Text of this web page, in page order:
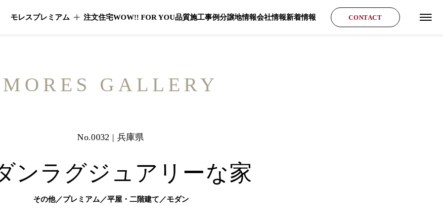
モレスプレミアム モレスプレミアムのメニューを開く
注文住宅WOW!! FOR YOU品質施工事例分譲地情報会社情報新着情報 CONTACT
グロ
MORES GALLERY
No.0032 | 兵庫県
ンラグジュアリーな家
その他／プレミアム／平屋・二階建て／モダン